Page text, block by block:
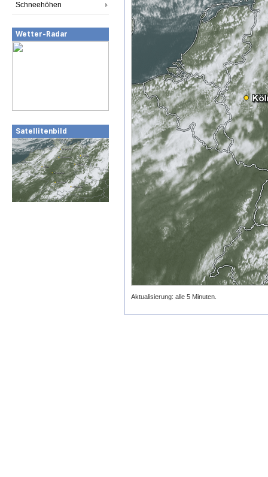
Schneehöhen
Wetter-Radar
Satellitenbild
Aktualisierung: alle 5 Minuten.